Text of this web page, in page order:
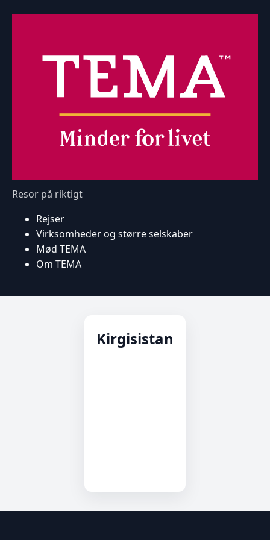
Resor på riktigt
Rejser
Virksomheder og større selskaber
Mød TEMA
Om TEMA
Kirgisistan